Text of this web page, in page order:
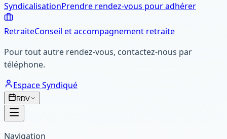
SyndicalisationPrendre rendez-vous pour adhérer
RetraiteConseil et accompagnement retraite
Pour tout autre rendez-vous, contactez-nous par
téléphone.
Espace Syndiqué
RDV
Navigation